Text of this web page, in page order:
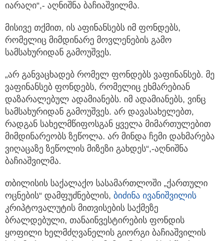
იარაღი“,- აღნიშნა ბაჩიაშვილმა.
მისივე თქმით, ის აფინანსებს იმ ფონდებს,
რომელიც მიმდინარე მოვლენების გამო
სამსახურიდან გამოუშვეს.
„არ განვაცხადებ რომელ ფონდებს ვაფინანსებ. მე
ვაფინანსებ ფონდებს, რომელიც ეხმარებიან
დაზარალებულ ადამიანებს. იმ ადამიანებს, ვინც
სამსახურიდან გამოუშვეს. არ დავასახელებთ,
რადგან სახელმწიფოსგან ყველა მიმართულებით
მიმდინარეობს ზეწოლა. არ მინდა ჩემი დახმარება
ვიღაცაზე ზეწოლის მიზეზი გახდეს“,-აღნიშნა
ბაჩიაშვილმა.
თბილისის საქალაქო სასამართლოში „ქართული
ოცნების“ დამფუძნებლის, ბიძინა ივანიშვილის
კრიპტოვალუტის მითვისების საქმეზე
ბრალდებული, თანაინვესტირების ფონდის
ყოფილი ხელმძღვანელის გიორგი ბაჩიაშვილის